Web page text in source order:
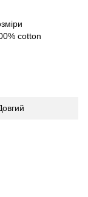
cotton